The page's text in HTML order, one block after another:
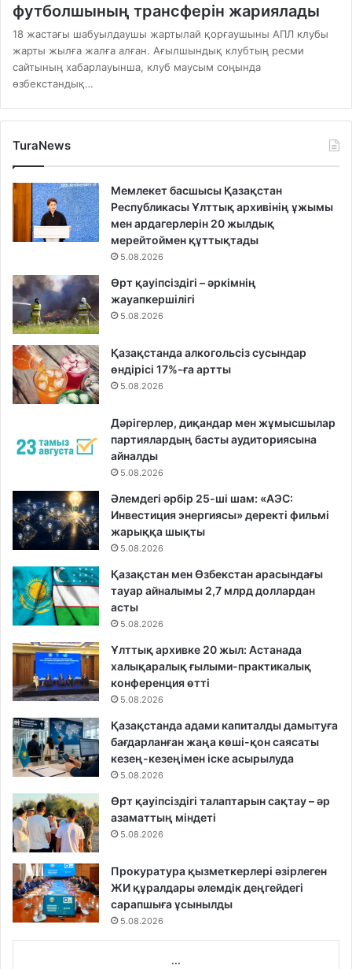
футболшының трансферін жариялады
18 жастағы шабуылдаушы жартылай қорғаушыны АПЛ клубы
жарты жылға жалға алған. Ағылшындық клубтың ресми
сайтының хабарлауынша, клуб маусым соңында
өзбекстандық…
TuraNews
Мемлекет басшысы Қазақстан
Республикасы Ұлттық архивінің ұжымы
мен ардагерлерін 20 жылдық
мерейтоймен құттықтады
5.08.2026
Өрт қауіпсіздігі – әркімнің
жауапкершілігі
5.08.2026
Қазақстанда алкогольсіз сусындар
өндірісі 17%-ға артты
5.08.2026
Дәрігерлер, диқандар мен жұмысшылар
партиялардың басты аудиториясына
айналды
5.08.2026
Әлемдегі әрбір 25-ші шам: «АЭС:
Инвестиция энергиясы» деректі фильмі
жарыққа шықты
5.08.2026
Қазақстан мен Өзбекстан арасындағы
тауар айналымы 2,7 млрд доллардан
асты
5.08.2026
Ұлттық архивке 20 жыл: Астанада
халықаралық ғылыми-практикалық
конференция өтті
5.08.2026
Қазақстанда адами капиталды дамытуға
бағдарланған жаңа көші-қон саясаты
кезең-кезеңімен іске асырылуда
5.08.2026
Өрт қауіпсіздігі талаптарын сақтау – әр
азаматтың міндеті
5.08.2026
Прокуратура қызметкерлері әзірлеген
ЖИ құралдары әлемдік деңгейдегі
сарапшыға ұсынылды
5.08.2026
...